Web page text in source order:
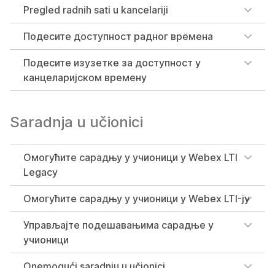
Pregled radnih sati u kancelariji
Подесите доступност радног времена
Подесите изузетке за доступност у
канцеларијском времену
Saradnja u učionici
Омогућите сарадњу у учионици у Webex LTI
Legacy
Омогућите сарадњу у учионици у Webex LTI-ју
Управљајте подешавањима сарадње у
учионици